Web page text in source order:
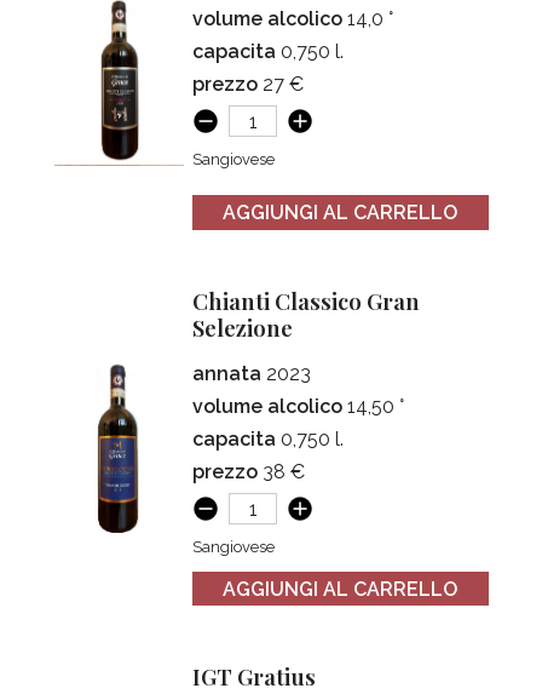
volume alcolico14,0 °
capacita 0,750 l.
prezzo 27 €
Sangiovese
AGGIUNGI AL CARRELLO
Chianti Classico Gran
Selezione
annata 2023
volume alcolico14,50 °
capacita 0,750 l.
prezzo 38 €
Sangiovese
AGGIUNGI AL CARRELLO
IGT Gratius